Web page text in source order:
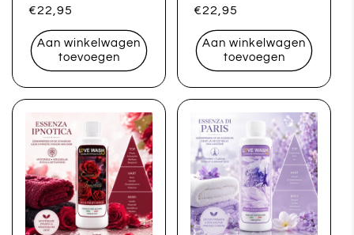
Normale
prijs
€22,95
Aan winkelwagen
toevoegen
Normale
prijs
€22,95
Aan winkelwagen
toevoegen